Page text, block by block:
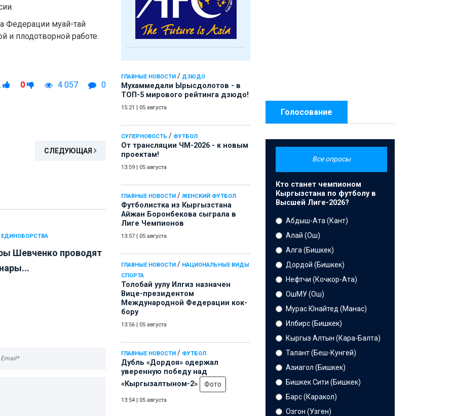
ГЛАВНЫЕ НОВОСТИ / ДЗЮДО
Мухаммедали Ырысдолотов - в
ТОП-5 мирового рейтинга дзюдо!
15:21 05 августа
СУПЕРНОВОСТЬ / ФУТБОЛ
От трансляции ЧМ-2026 - к новым
проектам!
13:59 05 августа
ГЛАВНЫЕ НОВОСТИ / ЖЕНСКИЙ ФУТБОЛ
Футболистка из Кыргызстана
Айжан Боронбекова сыграла в
Лиге Чемпионов
13:57 05 августа
ГЛАВНЫЕ НОВОСТИ / НАЦИОНАЛЬНЫЕ ВИДЫ
СПОРТА
Толобай уулу Илгиз назначен
Вице-президентом
Международной Федерации кок-
бору
13:56 05 августа
ГЛАВНЫЕ НОВОСТИ / ФУТБОЛ
Дубль «Дордоя» одержал
уверенную победу над
«Кыргызалтыном-2»
Фото
13:54 05 августа
Федерации муай-тай
и плодотворной работе.
0 4 057 0
СЛЕДУЮЩАЯ
ЕДИНОБОРСТВА
Шевченко проводят
Голосование
Все опросы
Кто станет чемпионом
Кыргызстана по футболу в
Высшей Лиге-2026?
Абдыш-Ата (Кант)
Алай (Ош)
Алга (Бишкек)
Дордой (Бишкек)
Нефтчи (Кочкор-Ата)
ОшМУ (Ош)
Мурас Юнайтед (Манас)
Илбирс (Бишкек)
Кыргыз Алтын (Кара-Балта)
Талант (Беш-Кунгей)
Азиагол (Бишкек)
Бишкек Сити (Бишкек)
Барс (Каракол)
Озгон (Узген)